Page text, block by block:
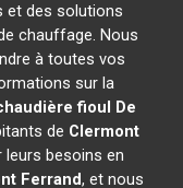
et des solutions
chauffage. Nous
à toutes vos
sur la
fioul De
de Clermont
besoins en
Ferrand, et nous